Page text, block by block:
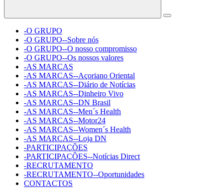
-O GRUPO
-O GRUPO--Sobre nós
-O GRUPO--O nosso compromisso
-O GRUPO--Os nossos valores
-AS MARCAS
-AS MARCAS--Açoriano Oriental
-AS MARCAS--Diário de Notícias
-AS MARCAS--Dinheiro Vivo
-AS MARCAS--DN Brasil
-AS MARCAS--Men´s Health
-AS MARCAS--Motor24
-AS MARCAS--Women´s Health
-AS MARCAS--Loja DN
-PARTICIPAÇÕES
-PARTICIPAÇÕES--Notícias Direct
-RECRUTAMENTO
-RECRUTAMENTO--Oportunidades
CONTACTOS